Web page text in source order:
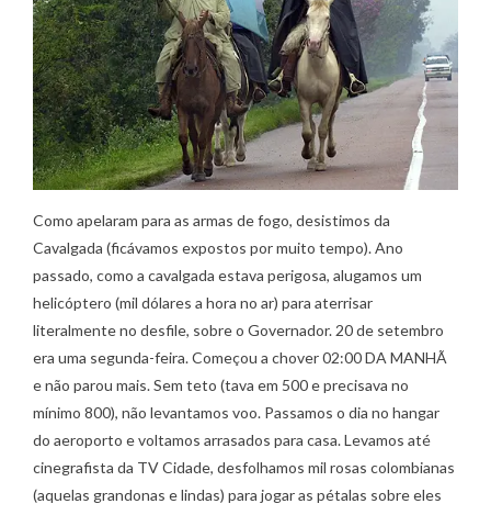
Como apelaram para as armas de fogo, desistimos da
Cavalgada (ficávamos expostos por muito tempo). Ano
passado, como a cavalgada estava perigosa, alugamos um
helicóptero (mil dólares a hora no ar) para aterrisar
literalmente no desfile, sobre o Governador. 20 de setembro
era uma segunda-feira. Começou a chover 02:00 DA MANHÃ
e não parou mais. Sem teto (tava em 500 e precisava no
mínimo 800), não levantamos voo. Passamos o dia no hangar
do aeroporto e voltamos arrasados para casa. Levamos até
cinegrafista da TV Cidade, desfolhamos mil rosas colombianas
(aquelas grandonas e lindas) para jogar as pétalas sobre eles